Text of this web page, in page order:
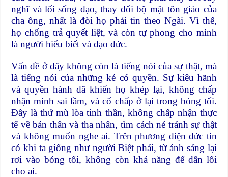
nghĩ và lối sống đạo, thay đổi bộ mặt tôn giáo của
cha ông, nhất là đòi họ phải tin theo Ngài. Vì thế,
họ chống trả quyết liệt, và còn tự phong cho mình
là người hiểu biết và đạo đức.
Vấn đề ở đây không còn là tiếng nói của sự thật, mà
là tiếng nói của những kẻ có quyền. Sự kiêu hãnh
và quyền hành đã khiến họ khép lại, không chấp
nhận mình sai lầm, và cố chấp ở lại trong bóng tối.
Đây là thứ mù lòa tinh thần, không chấp nhận thực
tế về bản thân và tha nhân, tìm cách né tránh sự thật
và không muốn nghe ai. Trên phương diện đức tin
có khi ta giống như người Biệt phái, từ ánh sáng lại
rơi vào bóng tối, không còn khả năng để dẫn lối
cho ai.